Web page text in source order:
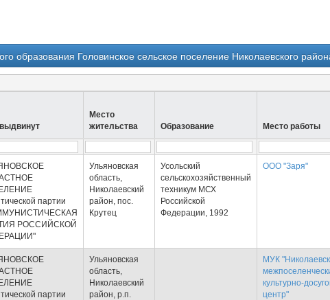
образования Головинское сельское поселение Николаевского
Место
жительства
Образование Место работы
партии
РОССИЙСКОЙ
Ульяновская
область,
Николаевский
район, пос.
Крутец
Усольский
сельскохозяйственный
техникум МСХ
Российской
Федерации, 1992
ООО "Заря"
партии
Ульяновская
область,
Николаевский
район, р.п.
МУК
культурно-
центр"